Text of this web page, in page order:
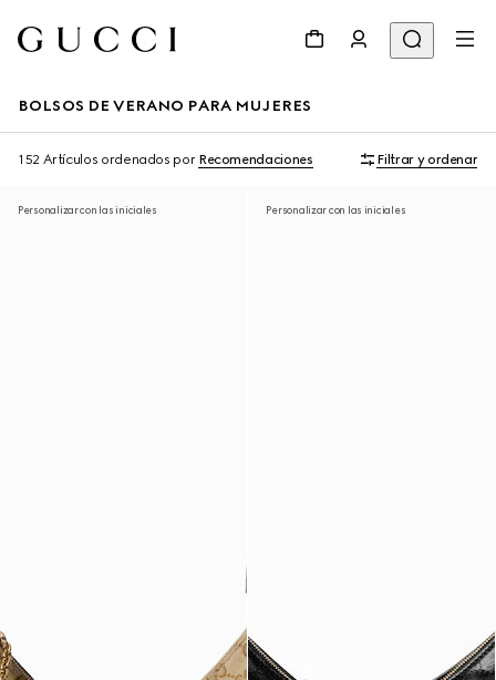
BOLSOS DE VERANO PARA MUJERES
152 Artículos ordenados por Recomendaciones Filtrar y ordenar
Personalizar con las iniciales Personalizar con las iniciales